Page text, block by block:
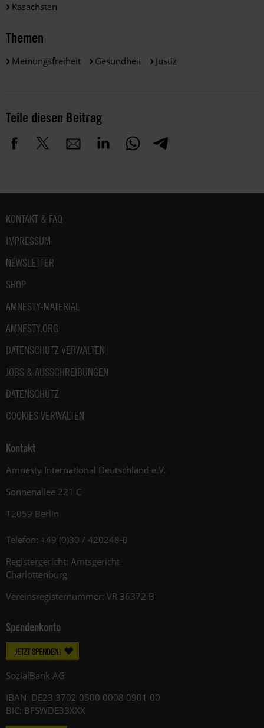
Kasachstan
Themen
Meinungsfreiheit Gesundheit Justiz
Teile diesen Beitrag
Fußbereich
KONTAKT & FAQ
IMPRESSUM
NEWSLETTER
SHOP
AMNESTY-MATERIAL
AMNESTY.ORG
DATENSCHUTZ VERWALTEN
JOBS & AUSSCHREIBUNGEN
DATENSCHUTZ
COOKIES VERWALTEN
Kontakt
Amnesty International Deutschland e.V.
Sonnenallee 221 C
12059 Berlin
Telefon: +49 (0)30 / 420248-0
Registergericht: Amtsgericht
Charlottenburg
Vereinsregisternummer: VR 36372 B
Spendenkonto
JETZT SPENDEN!
SozialBank AG
IBAN: DE23 3702 0500 0008 0901 00
BIC: BFSWDE33XXX